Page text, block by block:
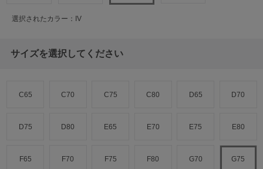
選択されたカラー：IV
サイズを選択してください
C65 C70 C75 C80 D65 D70
D75 D80 E65 E70 E75 E80
F65 F70 F75 F80 G70 G75